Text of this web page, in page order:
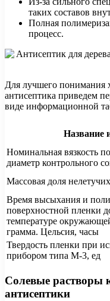
таких составов
Полная
процесс.
Для лучшего понимания
антисептика приведем
виде информационной
Название
Номинальная вязкость
диаметр контрольного
Массовая доля
Время высыхания и
поверхностной пленки
температуре
грамма. Цельсия, часы
Твердость пленки при
прибором типа М-3, ед
Солевые растворы
антисептики